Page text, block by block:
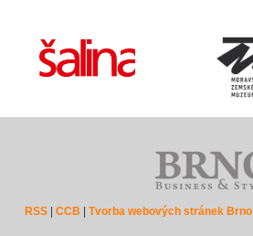
RSS |CCB |Tvorba webových stránek Brno